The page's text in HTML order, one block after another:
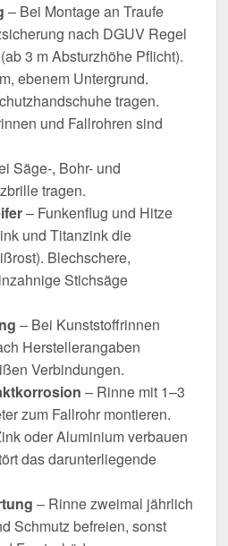
– Bei Montage an Traufe
nach DGUV Regel
3 m Absturzhöhe Pflicht).
ebenem Untergrund.
tragen.
und Fallrohren sind
Säge-, Bohr- und
tragen.
– Funkenflug und Hitze
und Titanzink die
Blechschere,
Stichsäge
– Bei Kunststoffrinnen
Herstellerangaben
Verbindungen.
– Rinne mit 1–3
zum Fallrohr montieren.
oder Aluminium verbauen
das darunterliegende
– Rinne zweimal jährlich
Schmutz befreien, sonst